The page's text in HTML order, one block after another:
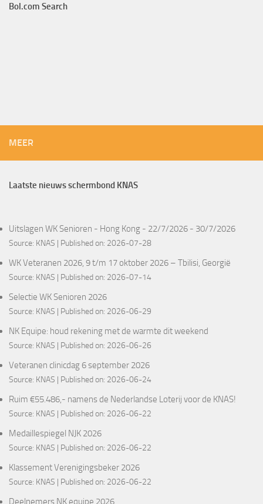
Bol.com Search
MEER
Laatste nieuws schermbond KNAS
Uitslagen WK Senioren - Hong Kong - 22/7/2026 - 30/7/2026
Source: KNAS Published on: 2026-07-28
WK Veteranen 2026, 9 t/m 17 oktober 2026 – Tbilisi, Georgië
Source: KNAS Published on: 2026-07-14
Selectie WK Senioren 2026
Source: KNAS Published on: 2026-06-29
NK Equipe: houd rekening met de warmte dit weekend
Source: KNAS Published on: 2026-06-26
Veteranen clinicdag 6 september 2026
Source: KNAS Published on: 2026-06-24
Ruim €55.486,- namens de Nederlandse Loterij voor de KNAS!
Source: KNAS Published on: 2026-06-22
Medaillespiegel NJK 2026
Source: KNAS Published on: 2026-06-22
Klassement Verenigingsbeker 2026
Source: KNAS Published on: 2026-06-22
Deelnemers NK equipe 2026